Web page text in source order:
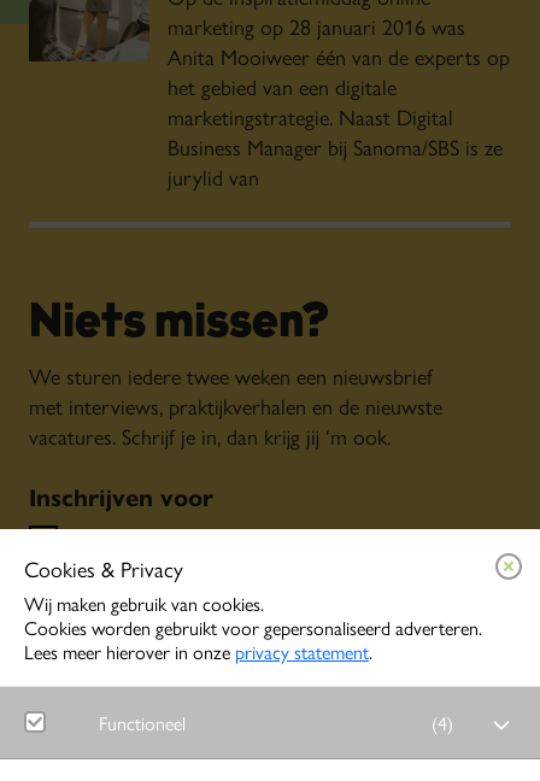
Cookies & Privacy
Wij maken gebruik van cookies.
Cookies worden gebruikt voor gepersonaliseerd adverteren.
Lees meer hierover in onze privacy statement.
Functioneel (4)
marketing op 28 januari 2016 was
Anita Mooiweer één van de experts op
het gebied van een digitale
marketingstrategie. Naast Digital
Business Manager bij Sanoma/SBS is ze
jurylid van
Niets missen?
We sturen iedere twee weken een nieuwsbrief
met interviews, praktijkverhalen en de nieuwste
vacatures. Schrijf je in, dan krijg jij ‘m ook.
Inschrijven voor
Persoonlijke tips o.b.v. jouw interesses
Event alerts
Inschrijven